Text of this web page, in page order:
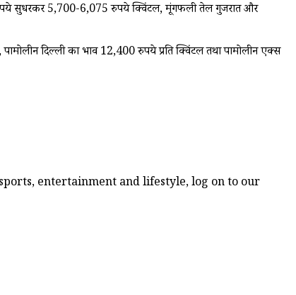
सुधरकर 5,700-6,075 रुपये क्विंटल, मूंगफली तेल गुजरात और
दिल्ली का भाव 12,400 रुपये प्रति क्विंटल तथा पामोलीन एक्स
entertainment and lifestyle, log on to our